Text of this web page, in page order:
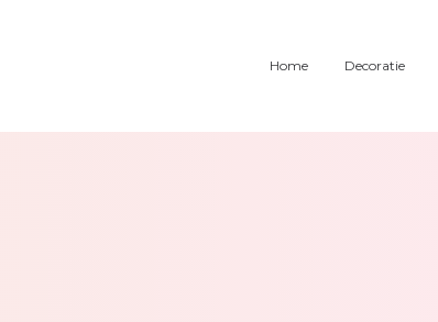
Home Decoratie